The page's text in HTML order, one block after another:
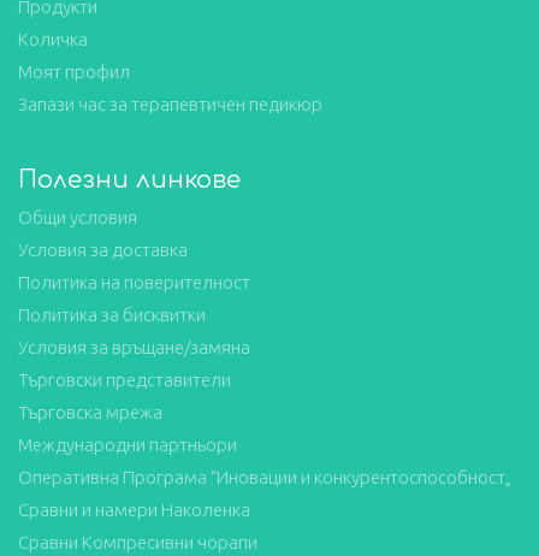
Продукти
Количка
Моят профил
Запази час за терапевтичен педикюр
Полезни линкове
Общи условия
Условия за доставка
Политика на поверителност
Политика за бисквитки
Условия за връщане/замяна
Търговски представители
Търговска мрежа
Международни партньори
Оперативна Програма “Иновации и конкурентоспособност„
Сравни и намери Наколенка
Сравни Компресивни чорапи